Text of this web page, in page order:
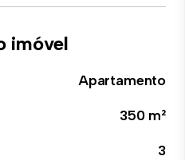
imóvel
Apartamento
350 m²
3